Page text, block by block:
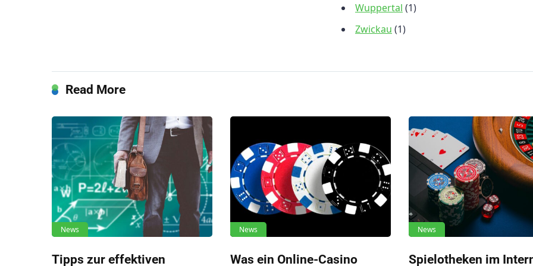
Wuppertal (1)
Zwickau (1)
Read More
News
Tipps zur effektiven
News
Was ein Online-Casino
News
Spielotheken im